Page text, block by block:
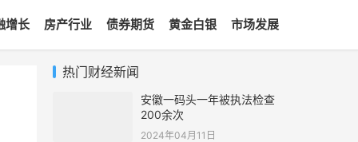
增长 房产行业 债券期货 黄金白银 市场发展
热门财经新闻
安徽一码头一年被执法检查
200余次
2024年04月11日